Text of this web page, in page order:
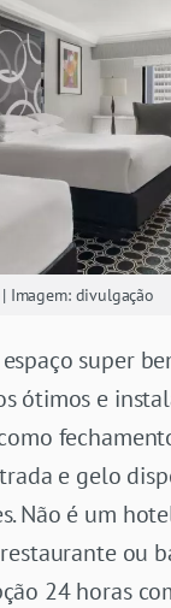
Imagem: divulgação
super
ótimos e
e gelo
Não é um
ou
24 horas